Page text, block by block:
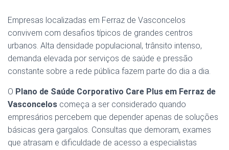
Empresas localizadas em Ferraz de Vasconcelos
convivem com desafios típicos de grandes centros
urbanos. Alta densidade populacional, trânsito intenso,
demanda elevada por serviços de saúde e pressão
constante sobre a rede pública fazem parte do dia a dia.
O Plano de Saúde Corporativo Care Plus em Ferraz de
Vasconcelos começa a ser considerado quando
empresários percebem que depender apenas de soluções
básicas gera gargalos. Consultas que demoram, exames
que atrasam e dificuldade de acesso a especialistas